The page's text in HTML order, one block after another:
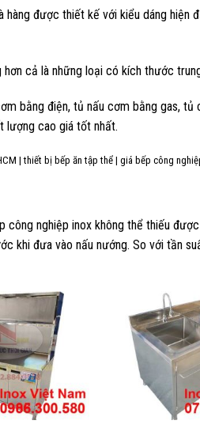
được thiết kế với kiểu dáng hiện
cả là những loại có kích thước
bằng điện, tủ nấu cơm bằng gas,
lượng cao giá tốt nhất.
| thiết bị bếp ăn tập thể | giá bếp công
nghiệp inox không thể thiếu
khi đưa vào nấu nướng. So với tần